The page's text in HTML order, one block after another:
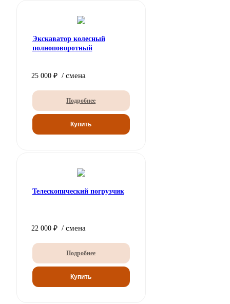
Экскаватор колесный
полноповоротный
25 000 ₽ / смена
Подробнее
Телескопический погрузчик
22 000 ₽ / смена
Подробнее